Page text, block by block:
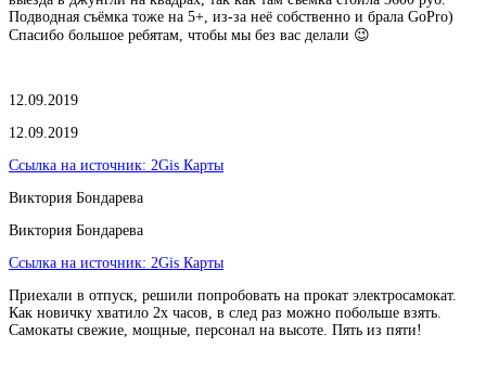
Подводная съёмка тоже на 5+, из-за неё собственно и брала GoPro)
Спасибо большое ребятам, чтобы мы без вас делали 😉
12.09.2019
12.09.2019
Ссылка на источник: 2Gis Карты
Виктория Бондарева
Виктория Бондарева
Ссылка на источник: 2Gis Карты
Приехали в отпуск, решили попробовать на прокат электросамокат.
Как новичку хватило 2х часов, в след раз можно побольше взять.
Самокаты свежие, мощные, персонал на высоте. Пять из пяти!